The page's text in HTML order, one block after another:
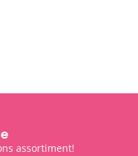
assortiment!